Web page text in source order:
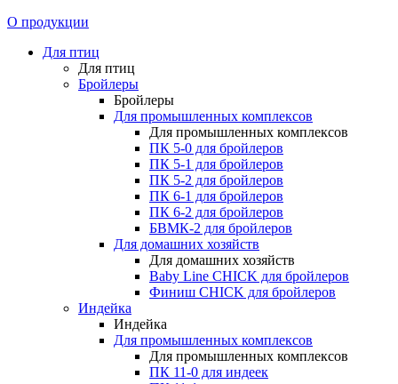
О продукции
Для птиц
Для птиц
Бройлеры
Бройлеры
Для промышленных комплексов
Для промышленных комплексов
ПК 5-0 для бройлеров
ПК 5-1 для бройлеров
ПК 5-2 для бройлеров
ПК 6-1 для бройлеров
ПК 6-2 для бройлеров
БВМК-2 для бройлеров
Для домашних хозяйств
Для домашних хозяйств
Baby Line CHICK для бройлеров
Финиш CHICK для бройлеров
Индейка
Индейка
Для промышленных комплексов
Для промышленных комплексов
ПК 11-0 для индеек